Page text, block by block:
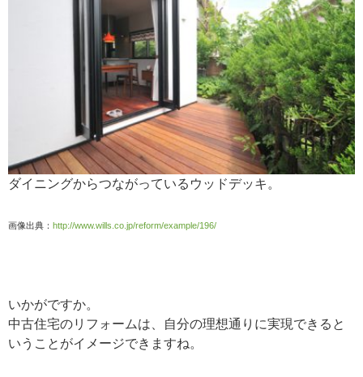
ダイニングからつながっているウッドデッキ。
画像出典： http://www.wills.co.jp/reform/example/196/
いかがですか。
中古住宅のリフォームは、自分の理想通りに実現できると
いうことがイメージできますね。